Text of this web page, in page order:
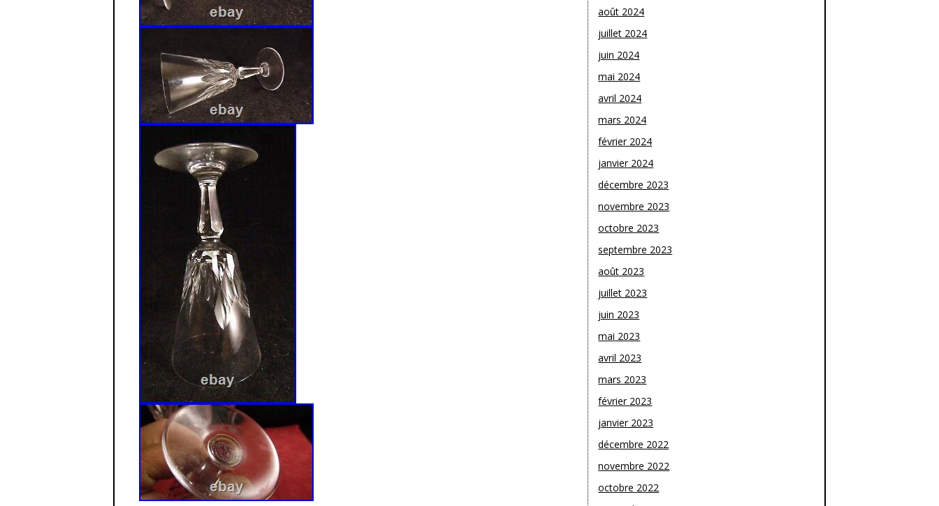
août 2024
juillet 2024
juin 2024
mai 2024
avril 2024
mars 2024
février 2024
janvier 2024
décembre 2023
novembre 2023
octobre 2023
septembre 2023
août 2023
juillet 2023
juin 2023
mai 2023
avril 2023
mars 2023
février 2023
janvier 2023
décembre 2022
novembre 2022
octobre 2022